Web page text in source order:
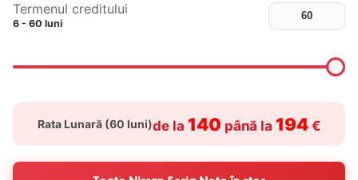
Termenul creditului
6 - 60 luni
Rata Lunară (60 luni)de la 140 până la 194€